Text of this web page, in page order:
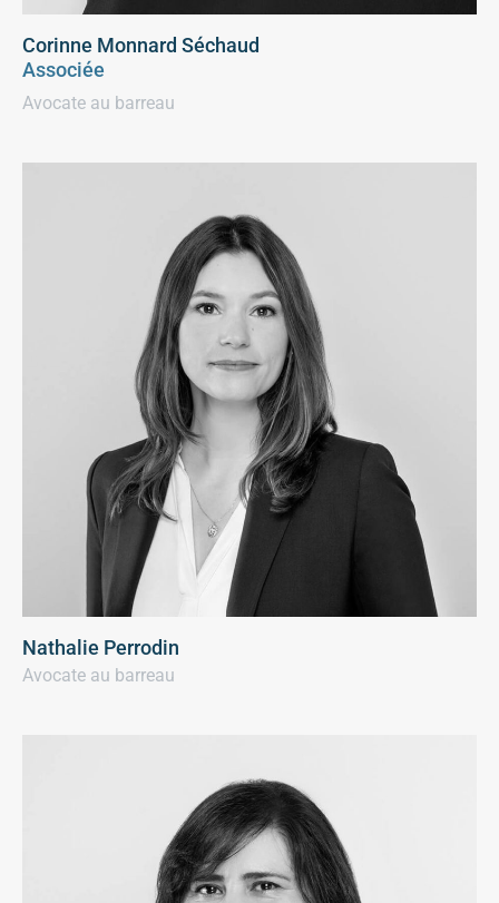
Corinne Monnard Séchaud
Associée
Avocate au barreau
Nathalie Perrodin
Avocate au barreau